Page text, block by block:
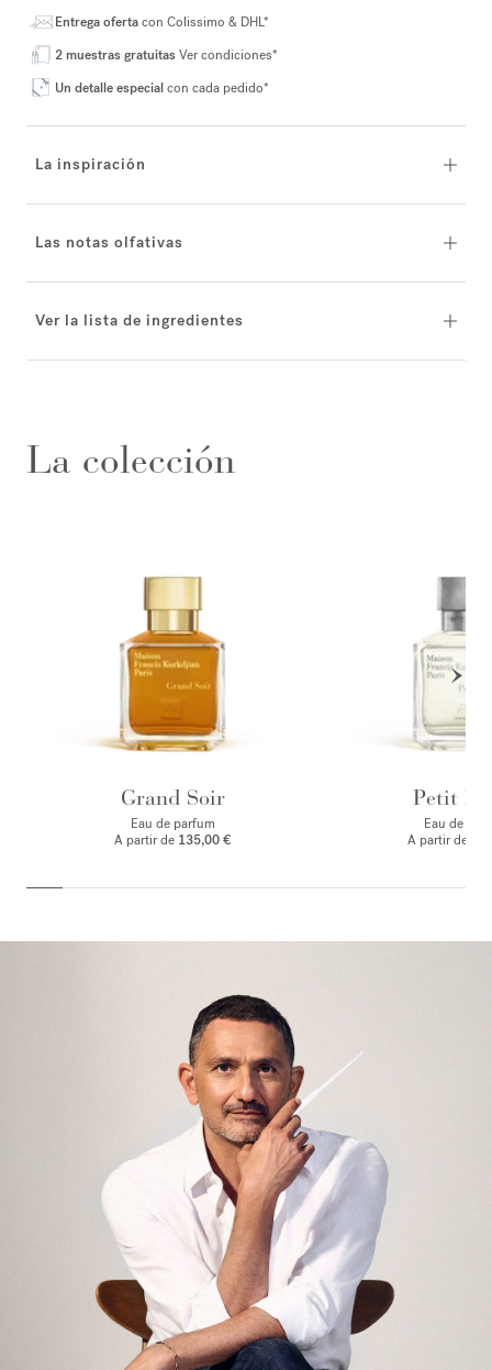
Entrega ofertacon Colissimo & DHL*
2 muestras gratuitasVer condiciones*
Un detalle especialcon cada pedido*
La inspiración
Las notas olfativas
Ver la lista de ingredientes
La colección
Grand Soir
Eau de parfum
A partir de 135,00 €
Petit
Eau de
A partir de